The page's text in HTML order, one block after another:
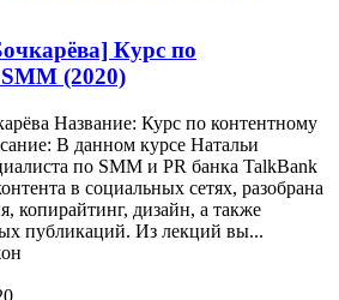
Курс по
(2020)
Название: Курс по контентному
В данном курсе Натальи
по SMM и PR банка TalkBank
в социальных сетях, разобрана
копирайтинг, дизайн, а также
публикаций. Из лекций вы...